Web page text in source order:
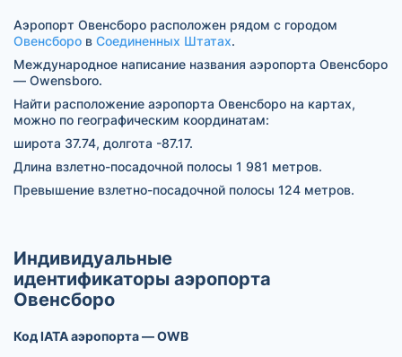
Аэропорт Овенсборо расположен рядом с городом
Овенсборо в Соединенных Штатах.
Международное написание названия аэропорта Овенсборо
— Owensboro.
Найти расположение аэропорта Овенсборо на картах,
можно по географическим координатам:
широта 37.74, долгота -87.17.
Длина взлетно-посадочной полосы 1 981 метров.
Превышение взлетно-посадочной полосы 124 метров.
Индивидуальные
идентификаторы аэропорта
Овенсборо
Код IATA аэропорта — OWB